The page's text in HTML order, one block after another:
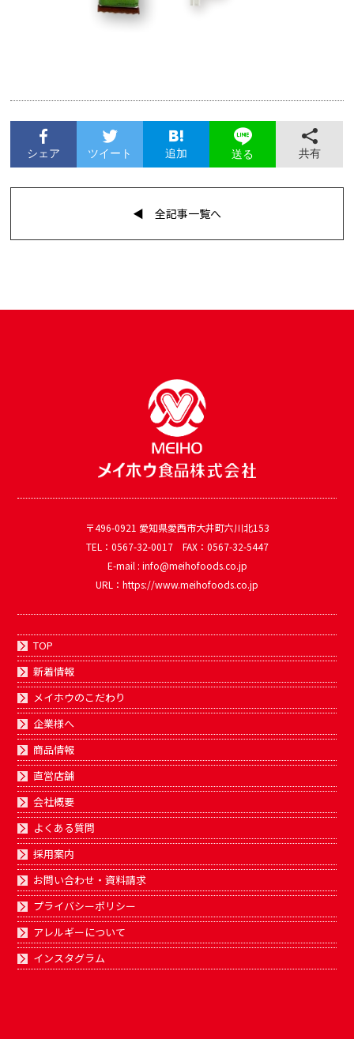
シェア ツイート 追加 送る 共有
◀︎ 全記事一覧へ
〒496-0921 愛知県愛西市大井町六川北153
TEL：0567-32-0017 FAX：0567-32-5447
E-mail : info@meihofoods.co.jp
URL：https://www.meihofoods.co.jp
TOP
新着情報
メイホウのこだわり
企業様へ
商品情報
直営店舗
会社概要
よくある質問
採用案内
お問い合わせ・資料請求
プライバシーポリシー
アレルギーについて
インスタグラム